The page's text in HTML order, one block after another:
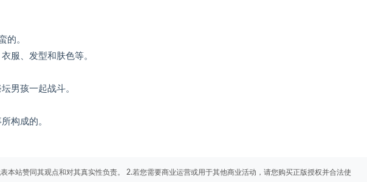
的。
服、发型和肤色等。
男孩一起战斗。
构成的。
本站赞同其观点和对其真实性负责。 2.若您需要商业运营或用于其他商业活动，请您购买正版授权并合法使